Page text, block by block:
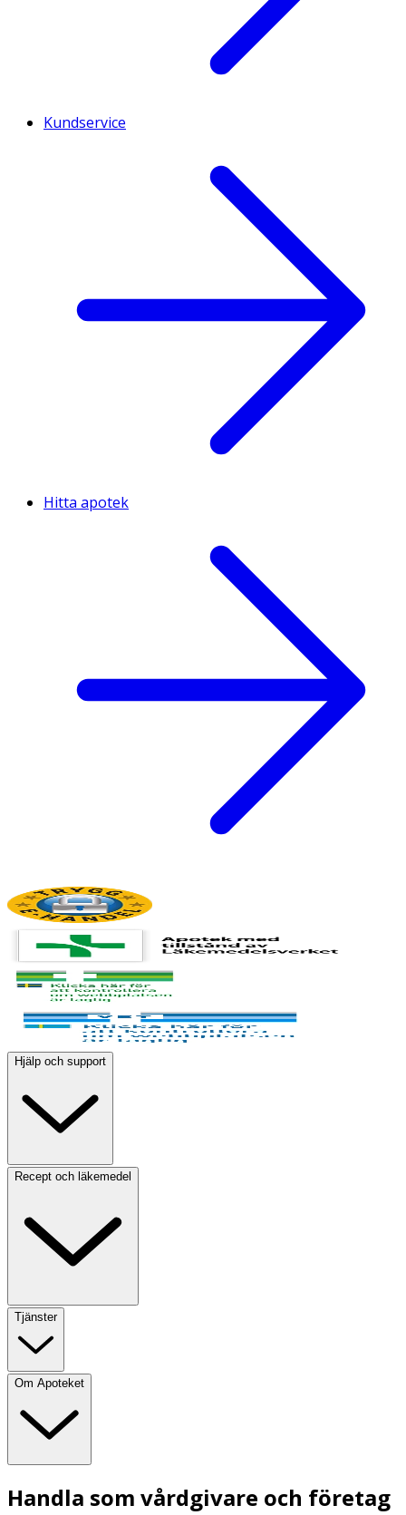
Kundservice
Hitta apotek
Hjälp och support
Recept och läkemedel
Tjänster
Om Apoteket
Handla som vårdgivare och företag